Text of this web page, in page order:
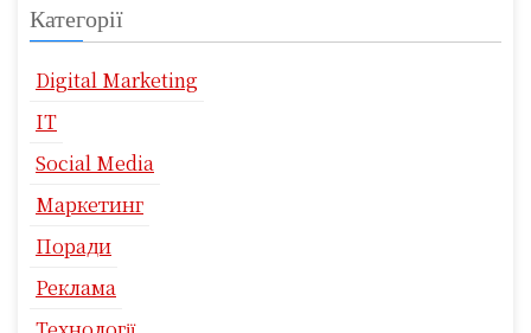
Категорії
Digital Marketing
IT
Social Media
Маркетинг
Поради
Реклама